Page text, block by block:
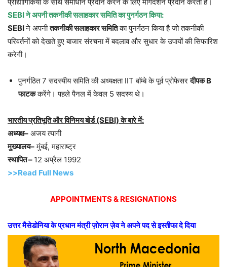
SEBI ने अपनी तकनीकी सलाहकार समिति का पुनर्गठन किया:
SEBIने अपनीतकनीकी सलाहकार समितिका पुनर्गठन किया है जो तकनीकी
परिवर्तनों को देखते हुए बाजार संरचना में बदलाव और सुधार के उपायों की सिफारिश
करेगी।
पुनर्गठित 7 सदस्यीय समिति की अध्यक्षता IIT बॉम्बे के पूर्व प्रोफेसरदीपक B
फाटककरेंगे। पहले पैनल में केवल 5 सदस्य थे।
भारतीय प्रतिभूति और विनिमय बोर्ड (SEBI) के बारे में:
अध्यक्ष– अजय त्यागी
मुख्यालय–मुंबई, महाराष्ट्र
स्थापित – 12 अप्रैल 1992
>>Read Full News
APPOINTMENTS & RESIGNATIONS
उत्तर मैसेडोनिया के प्रधान मंत्री ज़ोरान ज़ेव ने अपने पद से इस्तीफा दे दिया